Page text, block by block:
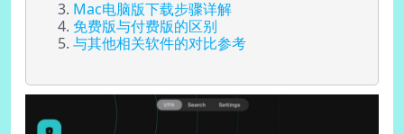
Mac电脑版下载步骤详解
免费版与付费版的区别
与其他相关软件的对比参考